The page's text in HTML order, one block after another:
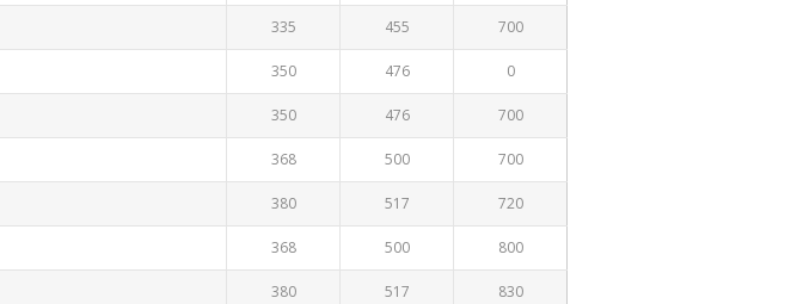
335 455 700
350 476 0
350 476 700
368 500 700
380 517 720
368 500 800
380 517 830